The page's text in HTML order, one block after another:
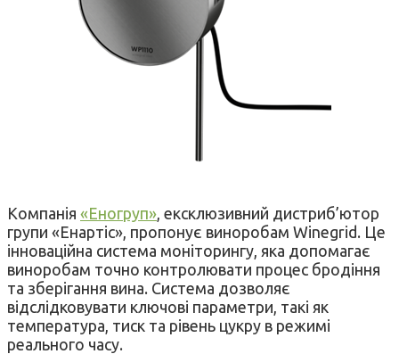
Компанія «Еногруп» , ексклюзивний дистриб’ютор
групи «Енартіс», пропонує виноробам Winegrid. Це
інноваційна система моніторингу, яка допомагає
виноробам точно контролювати процес бродіння
та зберігання вина. Система дозволяє
відслідковувати ключові параметри, такі як
температура, тиск та рівень цукру в режимі
реального часу.